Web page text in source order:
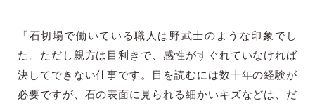
「石切場で働いている職人は野武士のような印象でし
た。ただし親方は目利きで、感性がすぐれていなければ
決してできない仕事です。目を読むには数十年の経験が
必要ですが、石の表面に見られる細かいキズなどは、だ